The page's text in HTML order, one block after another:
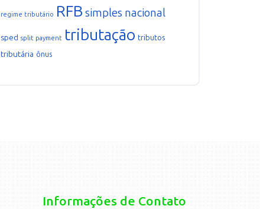
regime tributário RFB simples nacional
sped split payment tributação tributos
tributária ônus
Informações de Contato